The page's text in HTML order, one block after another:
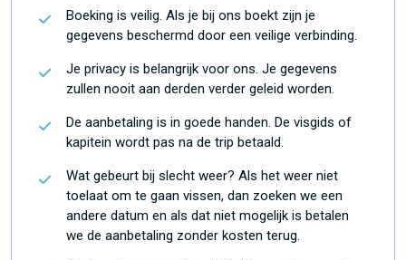
Boeking is veilig. Als je bij ons boekt zijn je
gegevens beschermd door een veilige verbinding.
Je privacy is belangrijk voor ons. Je gegevens
zullen nooit aan derden verder geleid worden.
De aanbetaling is in goede handen. De visgids of
kapitein wordt pas na de trip betaald.
Wat gebeurt bij slecht weer? Als het weer niet
toelaat om te gaan vissen, dan zoeken we een
andere datum en als dat niet mogelijk is betalen
we de aanbetaling zonder kosten terug.